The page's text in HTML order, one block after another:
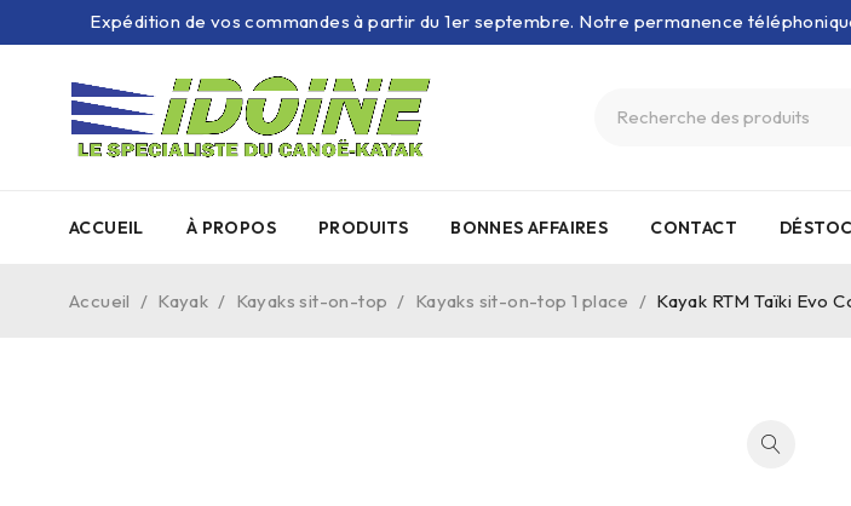
Expédition de vos commandes à partir du 1er septembre. Notre permanence
ACCUEIL À PROPOS PRODUITS BONNES AFFAIRES CONTACT
Accueil / Kayak / Kayaks sit-on-top / Kayaks sit-on-top 1 place / Kayak RTM Taïki Evo